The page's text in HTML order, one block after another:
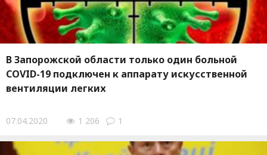
В Запорожской области только один больной
COVID-19 подключен к аппарату искусственной
вентиляции легких
07.04.2020 1 206 1